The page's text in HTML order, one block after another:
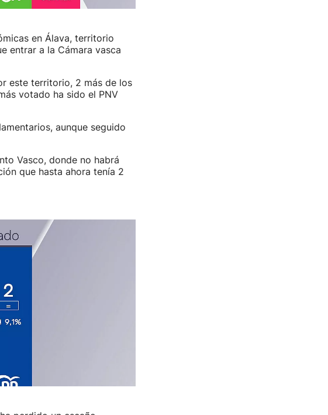
en Álava, territorio
entrar a la Cámara vasca
este territorio, 2 más de los
votado ha sido el PNV
aunque seguido
Vasco, donde no habrá
que hasta ahora tenía 2